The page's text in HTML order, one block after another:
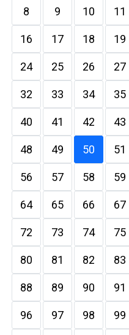
8 9 10 11
16 17 18 19
24 25 26 27
32 33 34 35
40 41 42 43
48 49 50 51
56 57 58 59
64 65 66 67
72 73 74 75
80 81 82 83
88 89 90 91
96 97 98 99